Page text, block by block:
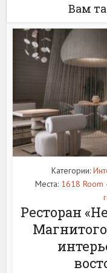
Вам
Категории:
Места: 1618 Room
Ресторан